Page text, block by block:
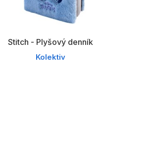
Stitch - Plyšový denník
Kolektiv